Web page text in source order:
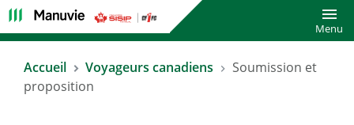
Menu
Accueil Voyageurs canadiens
Soumission et
proposition